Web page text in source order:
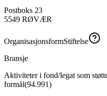
Postboks 23
5549 RØVÆR
OrganisasjonsformStiftelse
Bransje
Aktiviteter i fond/legat som
formål(94.991)